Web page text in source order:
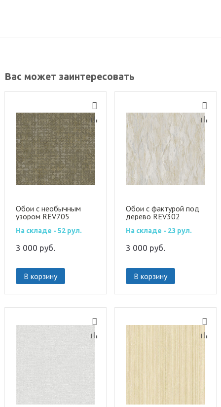
Вас может заинтересовать
Обои с необычным
узором REV705
На складе - 52 рул.
3 000 руб.
В корзину
Обои с фактурой под
дерево REV302
На складе - 23 рул.
3 000 руб.
В корзину